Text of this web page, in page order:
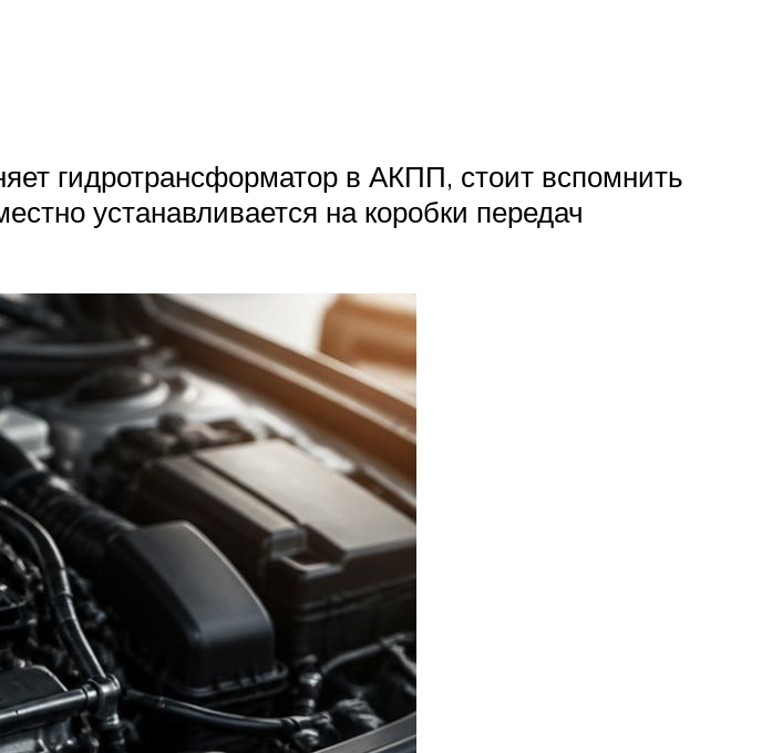
гидротрансформатор в АКПП, стоит вспомнить
устанавливается на коробки передач